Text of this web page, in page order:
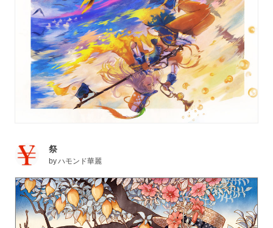
祭
byハモンド華麗